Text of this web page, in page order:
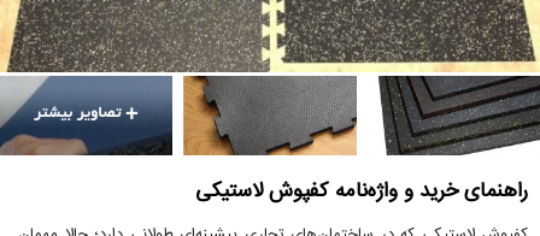
راهنمای خرید و واژه‌نامه کفپوش لاستیکی